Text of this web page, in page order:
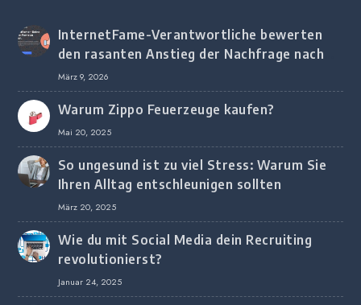
InternetFame-Verantwortliche bewerten
den rasanten Anstieg der Nachfrage nach
digitalem Marketing bei deutschen
Unternehmen
März 9, 2026
Warum Zippo Feuerzeuge kaufen?
Mai 20, 2025
So ungesund ist zu viel Stress: Warum Sie
Ihren Alltag entschleunigen sollten
März 20, 2025
Wie du mit Social Media dein Recruiting
revolutionierst?
Januar 24, 2025